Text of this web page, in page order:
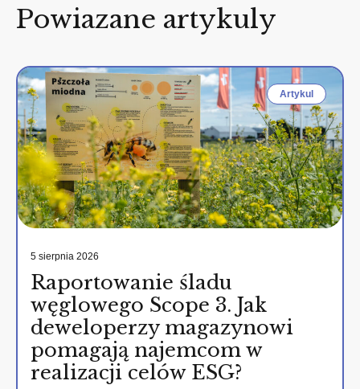
Powiazane artykuly
Artykul
5 sierpnia 2026
Raportowanie śladu
węglowego Scope 3. Jak
deweloperzy magazynowi
pomagają najemcom w
realizacji celów ESG?